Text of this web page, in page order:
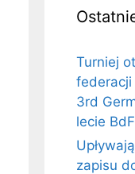
Turniej
federacji
3rd
lecie BdF
zapisu